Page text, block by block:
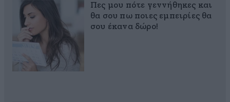
Πες μου πότε γεννήθηκες και
θα σου πω ποιες εμπειρίες θα
σου έκανα δώρο!